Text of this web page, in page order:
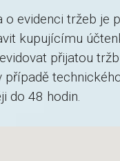
o evidenci tržeb je
kupujícímu
přijatou
případě
do 48 hodin.